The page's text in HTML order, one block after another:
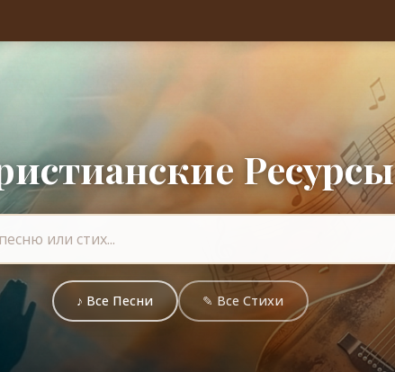
Ресурсы
♪ Все Песни ✎ Все Стихи